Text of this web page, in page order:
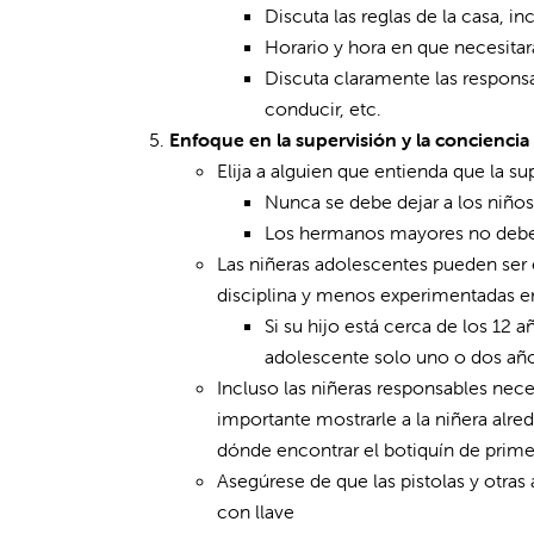
Discuta las reglas de la casa,
Horario y hora en que
Discuta claramente las
conducir, etc.
Enfoque en la supervisión y la
Elija a alguien que entienda que la
Nunca se debe dejar a los
Los hermanos mayores no
Las niñeras adolescentes pueden
disciplina y menos experimentadas
Si su hijo está cerca de los 12
adolescente solo uno o dos
Incluso las niñeras responsables
importante mostrarle a la niñera
dónde encontrar el botiquín de
Asegúrese de que las pistolas y
con llave